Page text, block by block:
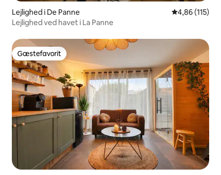
Lejlighed i De Panne 4,86 ud af 5 i
4,86 (115)
Lejlighed ved havet i La Panne
Gæstefavorit
Gæstefavorit